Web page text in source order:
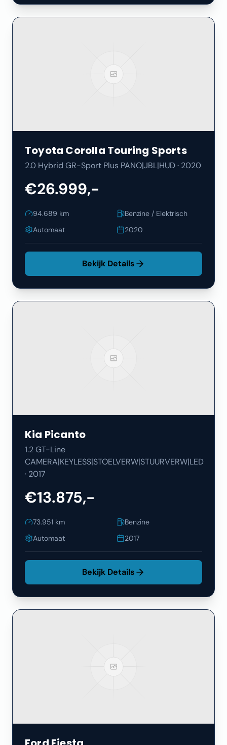
Toyota Corolla Touring Sports
2.0 Hybrid GR-Sport Plus PANO|JBL|HUD· 2020
€26.999,-
94.689 km
Benzine / Elektrisch
Automaat
2020
Bekijk Details
Kia Picanto
1.2 GT-Line
CAMERA|KEYLESS|STOELVERW|STUURVERW|LED
· 2017
€13.875,-
73.951 km
Benzine
Automaat
2017
Bekijk Details